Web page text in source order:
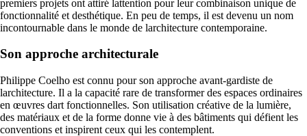
premiers projets ont attiré lattention pour leur combinaison unique de
fonctionnalité et desthétique. En peu de temps, il est devenu un nom
incontournable dans le monde de larchitecture contemporaine.
Son approche architecturale
Philippe Coelho est connu pour son approche avant-gardiste de
larchitecture. Il a la capacité rare de transformer des espaces ordinaires
en œuvres dart fonctionnelles. Son utilisation créative de la lumière,
des matériaux et de la forme donne vie à des bâtiments qui défient les
conventions et inspirent ceux qui les contemplent.